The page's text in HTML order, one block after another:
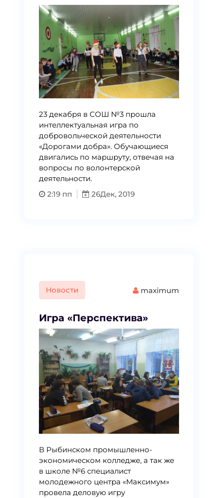
23 декабря в СОШ №3 прошла
интеллектуальная игра по
добровольческой деятельности
«Дорогами добра». Обучающиеся
двигались по маршруту, отвечая на
вопросы по волонтерской
деятельности.
2:19 пп
26Дек, 2019
Новости maximum
Игра «Перспектива»
В Рыбинском промышленно-
экономическом колледже, а так же
в школе №6 специалист
молодежного центра «Максимум»
провела деловую игру